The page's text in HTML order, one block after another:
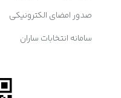
صدور امضای الکترونیکی
سامانه انتخابات ساران